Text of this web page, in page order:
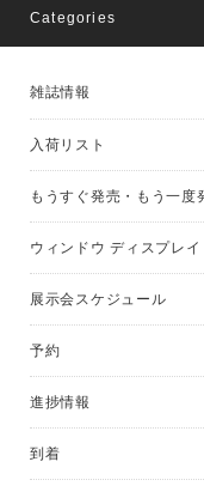
Categories
雑誌情報
入荷リスト
もうすぐ発売・もう一度
ウィンドウ ディスプレイ
展示会スケジュール
予約
進捗情報
到着